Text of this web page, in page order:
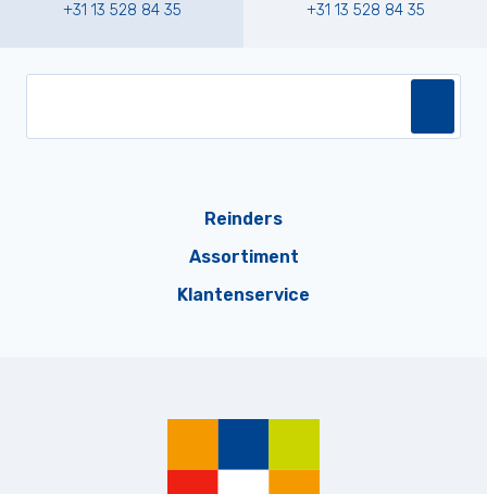
+31 13 528 84 35 +31 13 528 84 35
Reinders
Assortiment
Klantenservice